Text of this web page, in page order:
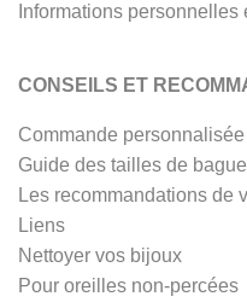
Informations personnelles
CONSEILS ET
Commande personnalisée
Guide des tailles de
Les recommandations de
Liens
Nettoyer vos bijoux
Pour oreilles non-percées